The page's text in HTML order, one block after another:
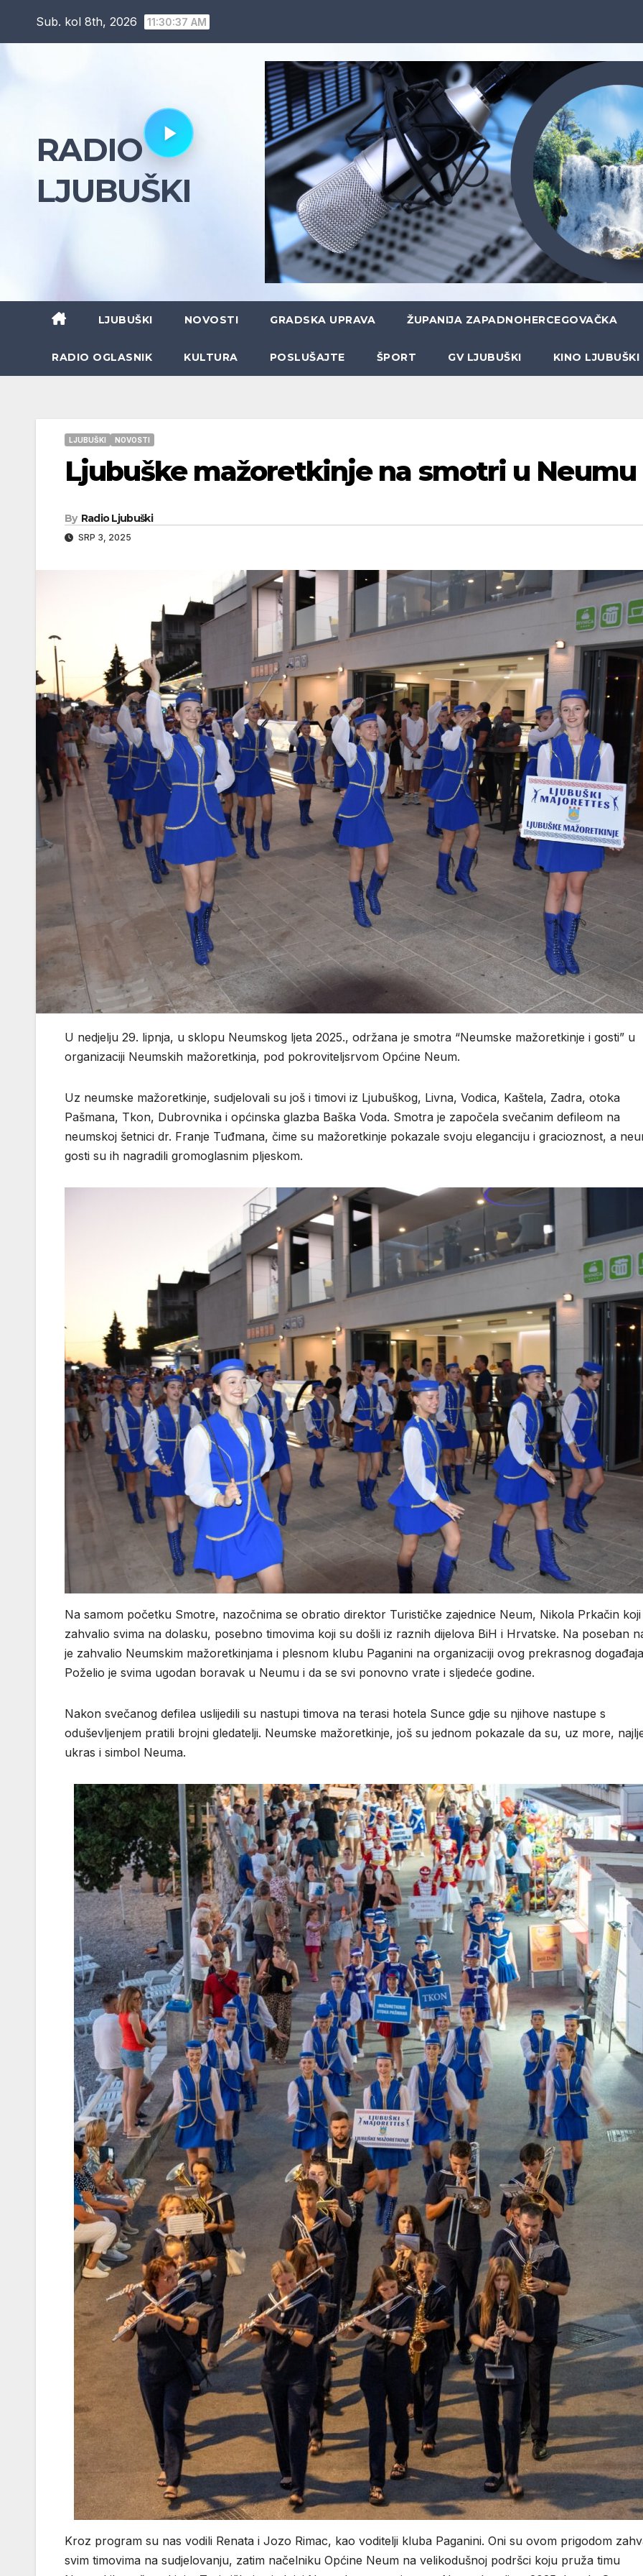
Sub. kol 8th, 2026 11:30:39 AM
RADIO
LJUBUŠKI
LJUBUŠKI NOVOSTI GRADSKA UPRAVA ŽUPANIJA ZAPADNOHERCEGOVAČKA
RADIO OGLASNIK KULTURA POSLUŠAJTE ŠPORT GV LJUBUŠKI KINO LJUBUŠKI
LJUBUŠKI NOVOSTI
Ljubuške mažoretkinje na smotri u Neumu
By Radio Ljubuški
SRP 3, 2025
U nedjelju 29. lipnja, u sklopu Neumskog ljeta 2025., održana je smotra “Neumske mažoretkinje i gosti” u
organizaciji Neumskih mažoretkinja, pod pokroviteljsrvom Općine Neum.
Uz neumske mažoretkinje, sudjelovali su još i timovi iz Ljubuškog, Livna, Vodica, Kaštela, Zadra, otoka
Pašmana, Tkon, Dubrovnika i općinska glazba Baška Voda. Smotra je započela svečanim defileom na
neumskoj šetnici dr. Franje Tuđmana, čime su mažoretkinje pokazale svoju eleganciju i gracioznost, a
gosti su ih nagradili gromoglasnim pljeskom.
Na samom početku Smotre, nazočnima se obratio direktor Turističke zajednice Neum, Nikola Prkačin koji
zahvalio svima na dolasku, posebno timovima koji su došli iz raznih dijelova BiH i Hrvatske. Na poseban
je zahvalio Neumskim mažoretkinjama i plesnom klubu Paganini na organizaciji ovog prekrasnog
Poželio je svima ugodan boravak u Neumu i da se svi ponovno vrate i sljedeće godine.
Nakon svečanog defilea uslijedili su nastupi timova na terasi hotela Sunce gdje su njihove nastupe s
oduševljenjem pratili brojni gledatelji. Neumske mažoretkinje, još su jednom pokazale da su, uz more,
ukras i simbol Neuma.
Kroz program su nas vodili Renata i Jozo Rimac, kao voditelji kluba Paganini. Oni su ovom prigodom
svim timovima na sudjelovanju, zatim načelniku Općine Neum na velikodušnoj podršci koju pruža timu